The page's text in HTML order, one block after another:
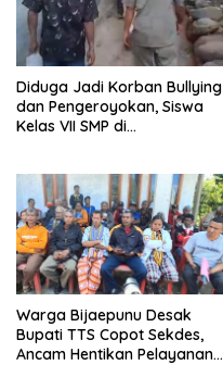
Diduga Jadi Korban Bullying
dan Pengeroyokan, Siswa
Kelas VII SMP di
Warga Bijaepunu Desak
Bupati TTS Copot Sekdes,
Ancam Hentikan Pelayanan